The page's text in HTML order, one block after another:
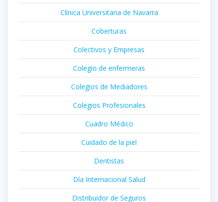
Clínica Universitaria de Navarra
Coberturas
Colectivos y Empresas
Colegio de enfermeras
Colegios de Mediadores
Colegios Profesionales
Cuadro Médico
Cuidado de la piel
Dentistas
Día Internacional Salud
Distribuidor de Seguros